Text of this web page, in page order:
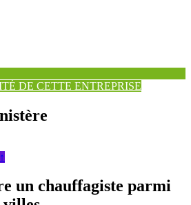
DE CETTE ENTREPRISE
un chauffagiste parmi